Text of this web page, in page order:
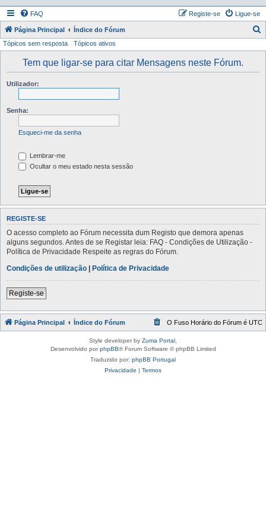
FAQ Ligue-se
Registe-se
Página Principal Índice do Fórum
Tópicos sem resposta Tópicos ativos
Tem que ligar-se para citar Mensagens neste Fórum.
Utilizador:
Senha:
Esqueci-me da senha
Lembrar-me
Ocultar o meu estado nesta sessão
REGISTE-SE
O acesso completo ao Fórum necessita dum Registo que demora apenas
alguns segundos. Antes de se Registar leia: FAQ - Condições de Utilização -
Política de Privacidade Respeite as regras do Fórum.
Condições de utilização | Política de Privacidade
Registe-se
Página Principal Índice do Fórum O Fuso Horário do Fórum é UTC
Style developer by Zuma Portal
Desenvolvido porphpBB® Forum Software © phpBB Limited
Traduzido por: phpBB Portugal
Privacidade | Termos